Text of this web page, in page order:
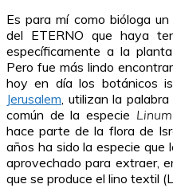
Es para mí como bióloga
del ETERNO que haya
específicamente a la
Pero fue más lindo
hoy en día los botánicos
Jerusalem, utilizan la
común de la especie
hace parte de la flora de
años ha sido la especie que
aprovechado para extraer,
que se produce el lino textil